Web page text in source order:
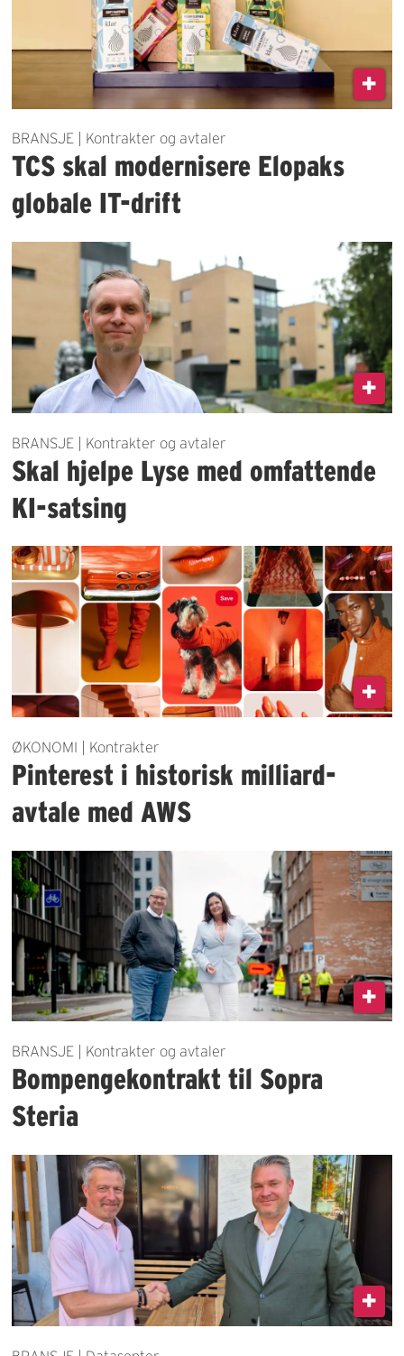
BRANSJE | Kontrakter og avtaler
TCS skal modernisere Elopaks
globale IT-drift
BRANSJE | Kontrakter og avtaler
Skal hjelpe Lyse med omfattende
KI-satsing
ØKONOMI | Kontrakter
Pinterest i historisk milliard-
avtale med AWS
BRANSJE | Kontrakter og avtaler
Bompengekontrakt til Sopra
Steria